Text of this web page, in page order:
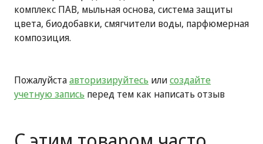
комплекс ПАВ, мыльная основа, система защиты
цвета, биодобавки, смягчители воды, парфюмерная
композиция.
Пожалуйстаавторизируйтесь илисоздайте
учетную запись перед тем как написать отзыв